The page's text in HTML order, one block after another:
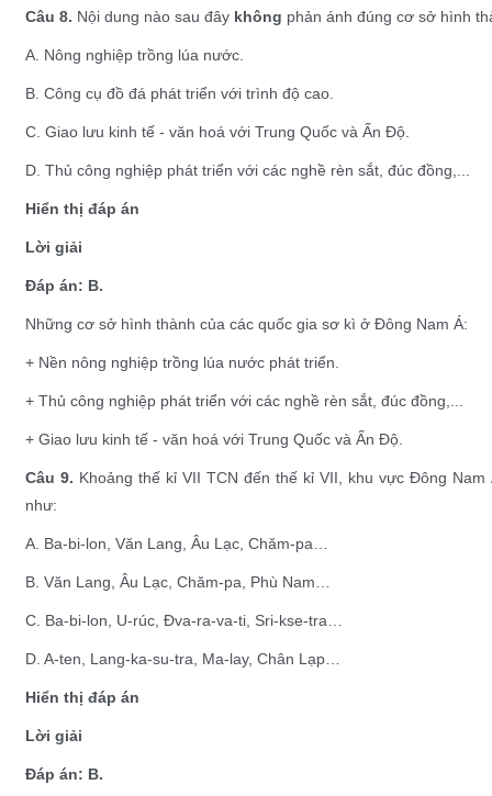
Câu 8. Nội dung nào sau đây không phản ánh đúng cơ sở hình
A. Nông nghiệp trồng lúa nước.
B. Công cụ đồ đá phát triển với trình độ cao.
C. Giao lưu kinh tế - văn hoá với Trung Quốc và Ấn Độ.
D. Thủ công nghiệp phát triển với các nghề rèn sắt, đúc đồng,...
Hiển thị đáp án
Lời giải
Đáp án: B.
Những cơ sở hình thành của các quốc gia sơ kì ở Đông Nam Á:
+ Nền nông nghiệp trồng lúa nước phát triển.
+ Thủ công nghiệp phát triển với các nghề rèn sắt, đúc đồng,...
+ Giao lưu kinh tế - văn hoá với Trung Quốc và Ấn Độ.
Câu 9. Khoảng thế kỉ VII TCN đến thế kỉ VII, khu vực Đông
như:
A. Ba-bi-lon, Văn Lang, Âu Lạc, Chăm-pa…
B. Văn Lang, Âu Lạc, Chăm-pa, Phù Nam…
C. Ba-bi-lon, U-rúc, Đva-ra-va-ti, Sri-kse-tra…
D. A-ten, Lang-ka-su-tra, Ma-lay, Chân Lạp…
Hiển thị đáp án
Lời giải
Đáp án: B.